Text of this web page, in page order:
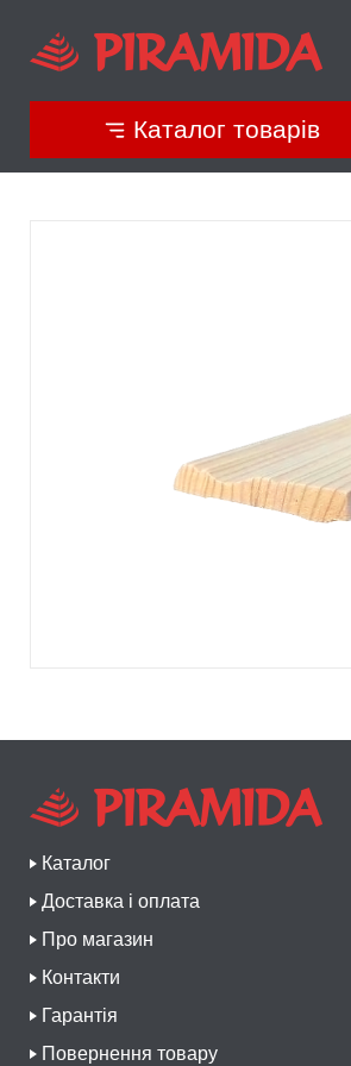
Каталог товарів
Каталог
Доставка і оплата
Про магазин
Контакти
Гарантія
Повернення товару